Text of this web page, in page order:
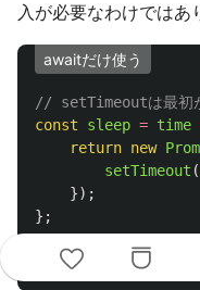
入が必要なわけではあ
awaitだけ使う
// setTimeoutは最初
const
sleep = time
return new
setTimeout (
});
};
await ( 100